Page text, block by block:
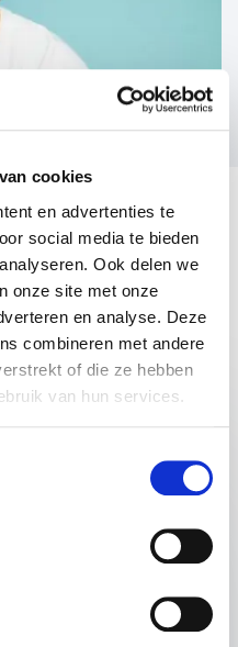
cookies
en advertenties te
social media te bieden
Ook delen we
onze site met onze
en analyse. Deze
combineren met andere
of die ze hebben
van hun services.
verteld hoe
in deze krachtige
. Hij vertelt over
Ruud aan kanker en
Populair